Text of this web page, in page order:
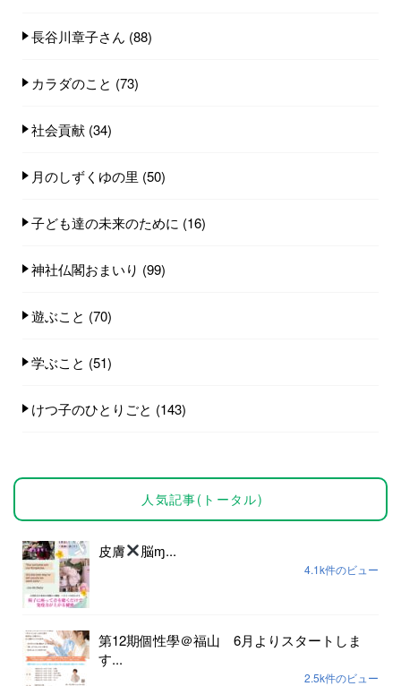
長谷川章子さん (88)
カラダのこと (73)
社会貢献 (34)
月のしずくゆの里 (50)
子ども達の未来のために (16)
神社仏閣おまいり (99)
遊ぶこと (70)
学ぶこと (51)
けつ子のひとりごと (143)
人気記事(トータル)
皮膚 脳ɱ...
4.1k件のビュー
第12期個性學＠福山 6月よりスタートしま
す...
2.5k件のビュー